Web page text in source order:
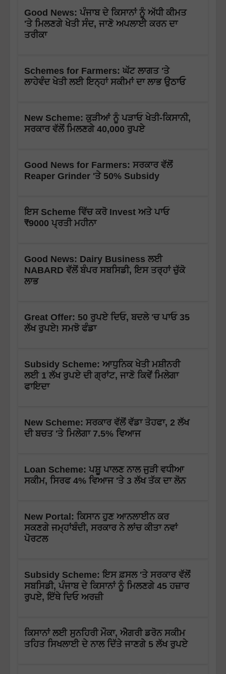
Good News: ਪੰਜਾਬ ਦੇ ਕਿਸਾਨਾਂ ਨੂੰ ਅੱਧੀ ਕੀਮਤ
'ਤੇ ਮਿਲਣਗੇ ਖੇਤੀ ਸੰਦ, ਜਾਣੋ ਅਪਲਾਈ ਕਰਨ ਦਾ
ਤਰੀਕਾ
Schemes for Farmers: ਘੱਟ ਲਾਗਤ 'ਤੇ
ਲਾਹੇਵੰਦ ਖੇਤੀ ਲਈ ਇਨ੍ਹਾਂ ਸਕੀਮਾਂ ਦਾ ਲਾਭ ਉਠਾਓ
New Scheme: ਕੁੜੀਆਂ ਨੂੰ ਪੜਾਓ ਖੇਤੀ-ਕਿਸਾਨੀ,
ਸਰਕਾਰ ਵੱਲੋਂ ਮਿਲਣਗੇ 40,000 ਰੁਪਏ
Good News for Farmers: ਸਰਕਾਰ ਵੱਲੋਂ
Reaper Grinder 'ਤੇ 50% Subsidy
ਇਸ Scheme ਵਿੱਚ ਕਰੋ Invest ਅਤੇ ਪਾਓ
₹9000 ਪ੍ਰਤੀ ਮਹੀਨਾ
Good News: Dairy Business ਲਈ
NABARD ਵੱਲੋਂ ਬੰਪਰ ਸਬਸਿਡੀ, ਇਸ ਤਰ੍ਹਾਂ ਚੁੱਕੋ
ਲਾਭ
Great Offer: 50 ਰੁਪਏ ਦਿਓ, ਬਦਲੇ 'ਚ ਪਾਓ 35
ਲੱਖ ਰੁਪਏ! ਸਮਝੋ ਫੰਡਾ
Subsidy Scheme: ਆਧੁਨਿਕ ਖੇਤੀ ਮਸ਼ੀਨਰੀ
ਲਈ 1 ਲੱਖ ਰੁਪਏ ਦੀ ਗ੍ਰਾਂਟ, ਜਾਣੋ ਕਿਵੇਂ ਮਿਲੇਗਾ
ਫਾਇਦਾ
New Scheme: ਸਰਕਾਰ ਵੱਲੋਂ ਵੱਡਾ ਤੋਹਫਾ, 2 ਲੱਖ
ਦੀ ਬਚਤ 'ਤੇ ਮਿਲੇਗਾ 7.5% ਵਿਆਜ
Loan Scheme: ਪਸ਼ੂ ਪਾਲਣ ਨਾਲ ਜੁੜੀ ਵਧੀਆ
ਸਕੀਮ, ਸਿਰਫ 4% ਵਿਆਜ 'ਤੇ 3 ਲੱਖ ਤੱਕ ਦਾ ਲੋਨ
New Portal: ਕਿਸਾਨ ਹੁਣ ਆਨਲਾਈਨ ਕਰ
ਸਕਣਗੇ ਜਮ੍ਹਾਂਬੰਦੀ, ਸਰਕਾਰ ਨੇ ਲਾਂਚ ਕੀਤਾ ਨਵਾਂ
ਪੋਰਟਲ
Subsidy Scheme: ਇਸ ਫ਼ਸਲ 'ਤੇ ਸਰਕਾਰ ਵੱਲੋਂ
ਸਬਸਿਡੀ, ਪੰਜਾਬ ਦੇ ਕਿਸਾਨਾਂ ਨੂੰ ਮਿਲਣਗੇ 45 ਹਜ਼ਾਰ
ਰੁਪਏ, ਇੱਥੇ ਦਿਓ ਅਰਜ਼ੀ
ਕਿਸਾਨਾਂ ਲਈ ਸੁਨਹਿਰੀ ਮੌਕਾ, ਐਗਰੀ ਡਰੋਨ ਸਕੀਮ
ਤਹਿਤ ਸਿਖਲਾਈ ਦੇ ਨਾਲ ਦਿੱਤੇ ਜਾਣਗੇ 5 ਲੱਖ ਰੁਪਏ